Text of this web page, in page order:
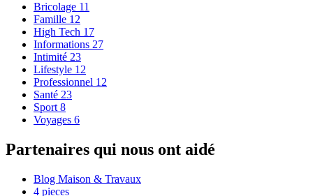
Bricolage 11
Famille 12
High Tech 17
Informations 27
Intimité 23
Lifestyle 12
Professionnel 12
Santé 23
Sport 8
Voyages 6
Partenaires qui nous ont aidé
Blog Maison & Travaux
4 pieces